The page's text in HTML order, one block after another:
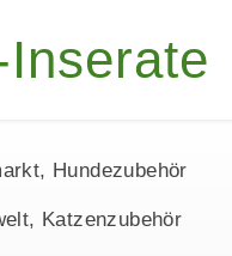
Hundezubehör
Katzenzubehör